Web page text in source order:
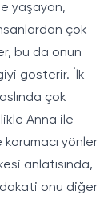
yaşayan,
çok
bu da onun
gösterir. İlk
çok
Anna ile
yönler
anlatısında,
onu diğer